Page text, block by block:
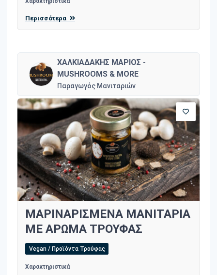
Περισσότερα
ΧΑΛΚΙΑΔΑΚΗΣ ΜΑΡΙΟΣ -
MUSHROOMS & MORE
Παραγωγός Μανιταριών
ΜΑΡΙΝΑΡΙΣΜΕΝΑ ΜΑΝΙΤΑΡΙΑ
ΜΕ ΑΡΩΜΑ ΤΡΟΥΦΑΣ
Vegan / Προϊόντα Τρούφας
Χαρακτηριστικά